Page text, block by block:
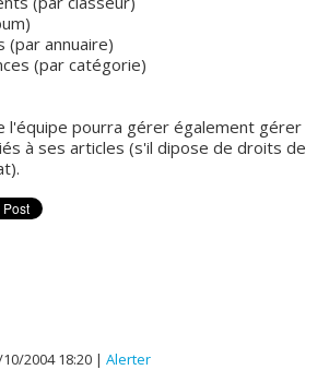
(par annuaire)
(par catégorie)
l'équipe pourra gérer également gérer
à ses articles (s'il dipose de droits de
2004 18:20 | Alerter